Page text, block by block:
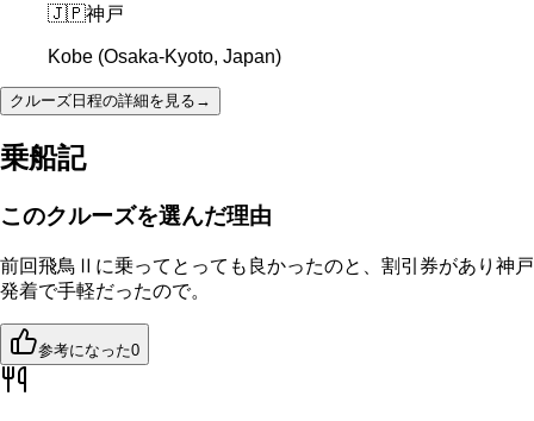
🇯🇵神戸
Kobe (Osaka-Kyoto, Japan)
クルーズ日程の詳細を見る →
乗船記
このクルーズを選んだ理由
前回飛鳥Ⅱに乗ってとっても良かったのと、割引券があり神戸
発着で手軽だったので。
参考になった0